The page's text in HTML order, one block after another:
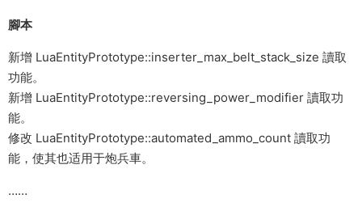
腳本
新增 LuaEntityPrototype::inserter_max_belt_stack_size 讀取
功能。
新增 LuaEntityPrototype::reversing_power_modifier 讀取功
能。
修改 LuaEntityPrototype::automated_ammo_count 讀取功
能，使其也适用于炮兵車。
……